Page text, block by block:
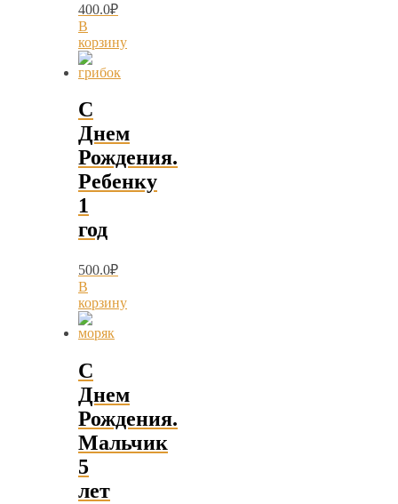
400.0₽
В
корзину
С
Днем
Рождения.
Ребенку
1
год
500.0₽
В
корзину
С
Днем
Рождения.
Мальчик
5
лет